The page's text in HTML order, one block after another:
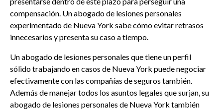
compensación. Un abogado de lesiones personales
experimentado de Nueva York sabe cómo evitar retrasos
innecesarios y presenta su caso a tiempo.
Un abogado de lesiones personales que tiene un perfil
sólido trabajando en casos de Nueva York puede negociar
efectivamente con las compañías de seguros también.
Además de manejar todos los asuntos legales que surjan, su
abogado de lesiones personales de Nueva York también